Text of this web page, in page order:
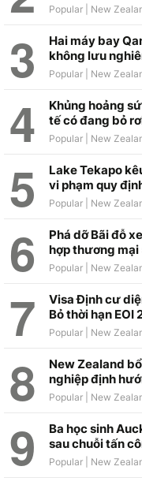
Hai máy bay
không lưu
Khủng hoảng
tế có đang bỏ
Lake Tekapo
vi phạm quy
Phá dỡ Bãi đỗ
hợp thương
Visa Định cư
Bỏ thời hạn EOI
New Zealand
nghiệp định
Ba học sinh
sau chuỗi tấn